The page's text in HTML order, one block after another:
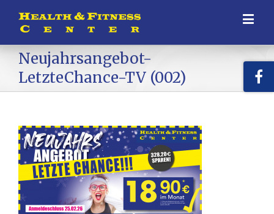
Neujahrsangebot-
LetzteChance-TV (002)